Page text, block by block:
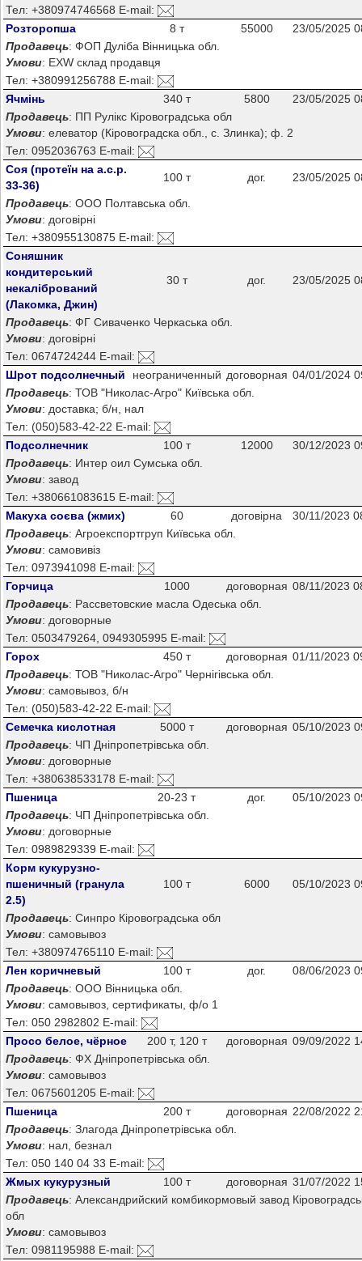
Тел: +380974746568 E-mail:
Розторопша
8 т 55000
23/05/2025
Продавець: ФОП Дуліба Вінницька обл.
Умови: EXW склад продавця
Тел: +380991256788 E-mail:
Ячмінь
340 т 5800
23/05/2025
Продавець: ПП Рулікс Кіровоградська обл
Умови: елеватор (Кіровоградска обл., с. Злинка); ф. 2
Тел: 0952036763 E-mail:
Соя (протеїн на а.с.р.
33-36)
100 т дог.
23/05/2025
Продавець: ООО Полтавська обл.
Умови: договірні
Тел: +380955130875 E-mail:
Соняшник
кондитерський
некалібрований
(Лакомка, Джин)
30 т дог. 23/05/2025
Продавець: ФГ Сиваченко Черкаська обл.
Умови: договірні
Тел: 0674724244 E-mail:
Шрот подсолнечный
неограниченный договорная 04/01/2024
Продавець: ТОВ "Николас-Агро" Київська обл.
Умови: доставка; б/н, нал
Тел: (050)583-42-22 E-mail:
Подсолнечник
100 т 12000
30/12/2023
Продавець: Интер оил Сумська обл.
Умови: завод
Тел: +380661083615 E-mail:
Макуха соєва (жмих)
60 договірна
30/11/2023
Продавець: Агроекспортгруп Київська обл.
Умови: самовивіз
Тел: 0973941098 E-mail:
Горчица
1000 договорная 08/11/2023
Продавець: Рассветовские масла Одеська обл.
Умови: договорные
Тел: 0503479264, 0949305995 E-mail:
Горох
450 т договорная 01/11/2023
Продавець: ТОВ "Николас-Агро" Чернігівська обл.
Умови: самовывоз, б/н
Тел: (050)583-42-22 E-mail:
Семечка кислотная
5000 т договорная 05/10/2023
Продавець: ЧП Дніпропетрівська обл.
Умови: договорные
Тел: +380638533178 E-mail:
Пшеница
20-23 т дог.
05/10/2023
Продавець: ЧП Дніпропетрівська обл.
Умови: договорные
Тел: 0989829339 E-mail:
Корм кукурузно-
пшеничный (гранула
2.5)
100 т 6000 05/10/2023
Продавець: Синпро Кіровоградська обл
Умови: самовывоз
Тел: +380974765110 E-mail:
Лен коричневый
100 т дог.
08/06/2023
Продавець: ООО Вінницька обл.
Умови: самовывоз, сертификаты, ф/о 1
Тел: 050 2982802 E-mail:
Просо белое, чёрное
200 т, 120 т договорная 09/09/2022
Продавець: ФХ Дніпропетрівська обл.
Умови: самовывоз
Тел: 0675601205 E-mail:
Пшеница
200 т договорная 22/08/2022
Продавець: Злагода Дніпропетрівська обл.
Умови: нал, безнал
Тел: 050 140 04 33 E-mail:
Жмых кукурузный
100 т договорная 31/07/2022
Продавець: Александрийский комбикормовый завод
обл
Умови: самовывоз
Тел: 0981195988 E-mail: